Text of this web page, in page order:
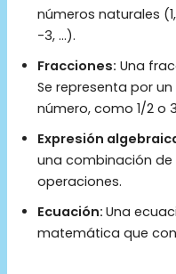
números naturales
-3, …).
Fracciones: Una
Se representa por
número, como 1/2 o
Expresión
una combinación de
operaciones.
Ecuación:Una
matemática que